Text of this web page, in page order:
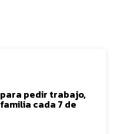
pedir trabajo,
cada 7 de